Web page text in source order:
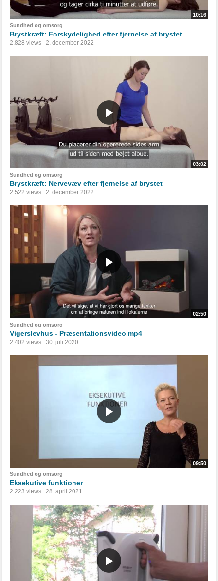
10:16
Sundhed og omsorg
Brystkræft: Forskydelighed efter fjernelse af brystet
2.828 views 2. december 2022
03:02
Sundhed og omsorg
Brystkræft: Nervevæv efter fjernelse af brystet
2.522 views 2. december 2022
02:50
Sundhed og omsorg
Vigerslevhus - Præsentationsvideo.mp4
2.402 views 30. juli 2020
09:50
Sundhed og omsorg
Eksekutive funktioner
2.223 views 28. april 2021